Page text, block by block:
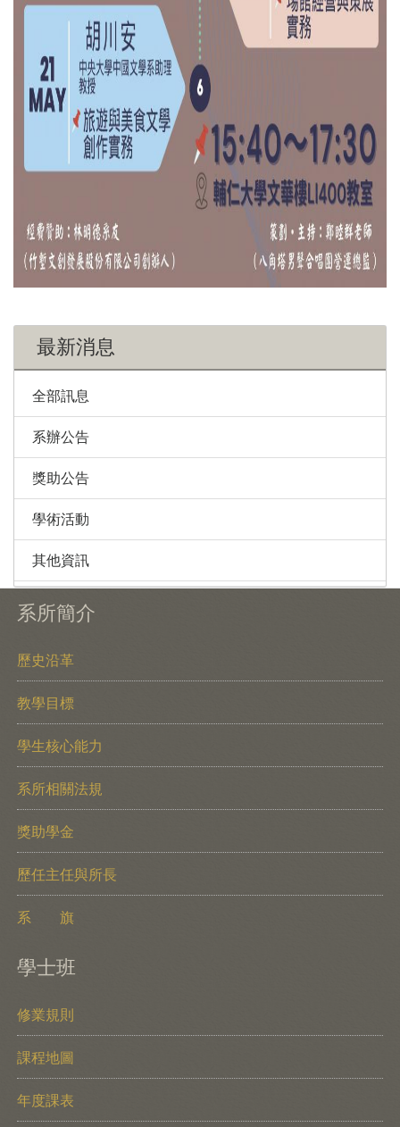
最新消息
全部訊息
系辦公告
獎助公告
學術活動
其他資訊
系所簡介
歷史沿革
教學目標
學生核心能力
系所相關法規
獎助學金
歷任主任與所長
系 旗
學士班
修業規則
課程地圖
年度課表